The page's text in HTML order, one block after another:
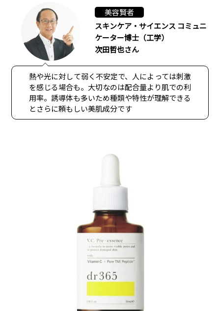
美容賢者
スキンケア・サイエンス コミュニ
ケーター博士（工学）
次田哲也さん
熱や光に対して弱く不安定で、人によっては刺激
を感じる場合も。大切なのは配合量より肌での利
用率。誘導体も多いため種類や特性が理解できる
とさらに頼もしい美肌成分です